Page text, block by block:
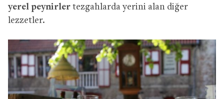
yerel peynirler tezgahlarda yerini alan diğer
lezzetler.